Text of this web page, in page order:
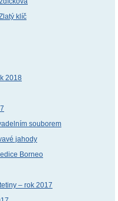
klíč
2018
souborem
jahody
Borneo
– rok 2017